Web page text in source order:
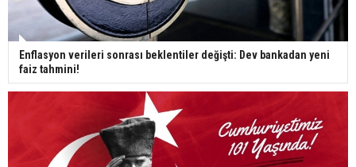
Enflasyon verileri sonrası beklentiler değişti: Dev bankadan yeni
faiz tahmini!